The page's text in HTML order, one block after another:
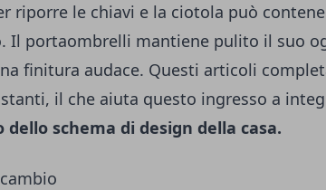
riporre le chiavi e la ciotola può
Il portaombrelli mantiene pulito il suo
finitura audace. Questi articoli
il che aiuta questo ingresso a
dello schema di design della casa.